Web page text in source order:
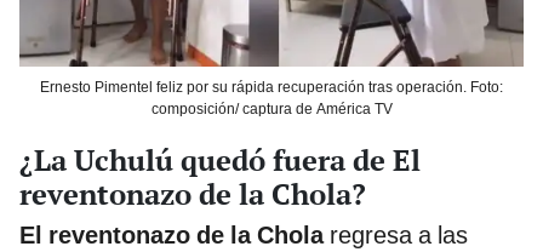
Ernesto Pimentel feliz por su rápida recuperación tras operación. Foto:
composición/ captura de América TV
¿La Uchulú quedó fuera de El
reventonazo de la Chola?
El reventonazo de la Chola regresa a las